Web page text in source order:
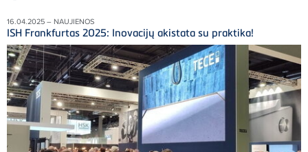
16.04.2025 – NAUJIENOS
ISH Frankfurtas 2025: Inovacijų akistata su praktika!